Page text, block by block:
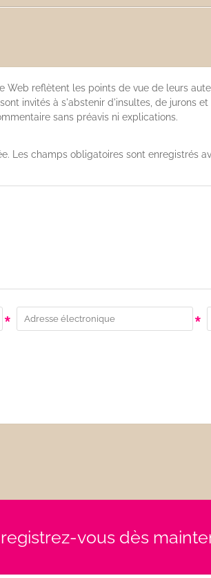
Web reflètent les points de vue de leurs
invités à s'abstenir d'insultes, de jurons
sans préavis ni explications.
Les champs obligatoires sont enregistrés
* *
vous dès